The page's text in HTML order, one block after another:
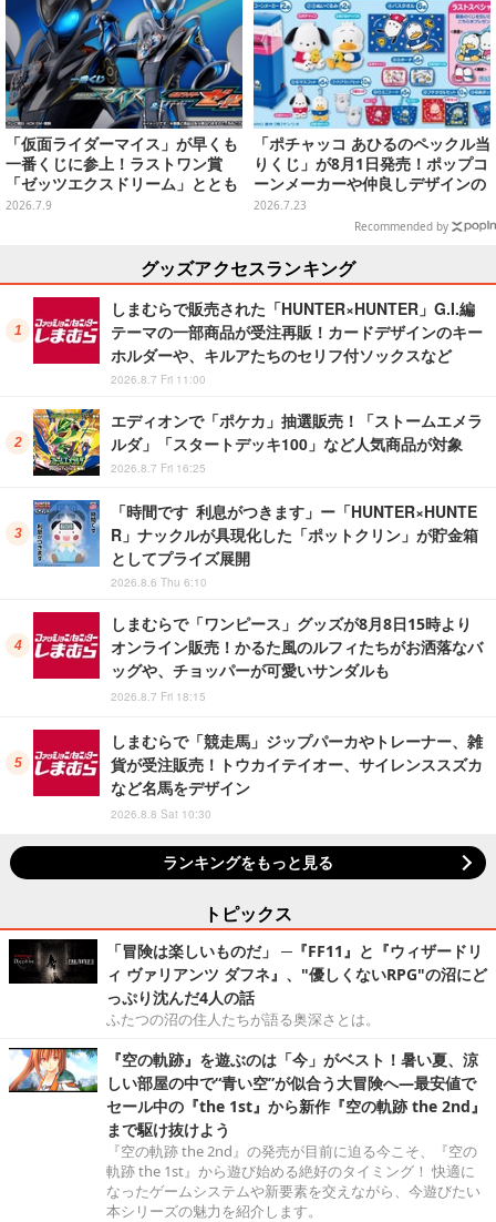
「仮面ライダーマイス」が早くも
一番くじに参上！ラストワン賞
「ゼッツエクスドリーム」ととも
に2体のフィギュアをラインナッ
2026.7.9
「ポチャッコ あひるのペックル当
りくじ」が8月1日発売！ポップコ
ーンメーカーや仲良しデザインの
両面クッション、日常使いできる
2026.7.23
Recommended by
グッズアクセスランキング
しまむらで販売された「HUNTER×HUNTER」G.I.編
テーマの一部商品が受注再販！カードデザインのキー
ホルダーや、キルアたちのセリフ付ソックスなど
2026.8.7 Fri 11:00
エディオンで「ポケカ」抽選販売！「ストームエメラ
ルダ」「スタートデッキ100」など人気商品が対象
2026.8.7 Fri 16:25
「時間です 利息がつきます」ー「HUNTER×HUNTE
R」ナックルが具現化した「ポットクリン」が貯金箱
としてプライズ展開
2026.8.6 Thu 6:10
しまむらで「ワンピース」グッズが8月8日15時より
オンライン販売！かるた風のルフィたちがお洒落なバ
ッグや、チョッパーが可愛いサンダルも
2026.8.7 Fri 18:15
しまむらで「競走馬」ジップパーカやトレーナー、雑
貨が受注販売！トウカイテイオー、サイレンススズカ
など名馬をデザイン
2026.8.8 Sat 10:30
ランキングをもっと見る
トピックス
「冒険は楽しいものだ」 ─『FF11』と『ウィザードリ
ィ ヴァリアンツ ダフネ』、"優しくないRPG"の沼にど
っぷり沈んだ4人の話
ふたつの沼の住人たちが語る奥深さとは。
『空の軌跡』を遊ぶのは「今」がベスト！暑い夏、涼
しい部屋の中で“青い空”が似合う大冒険へ―最安値で
セール中の『the 1st』から新作『空の軌跡 the 2nd』
まで駆け抜けよう
『空の軌跡 the 2nd』の発売が目前に迫る今こそ、『空の
軌跡 the 1st』から遊び始める絶好のタイミング！ 快適に
なったゲームシステムや新要素を交えながら、今遊びたい
本シリーズの魅力を紹介します。